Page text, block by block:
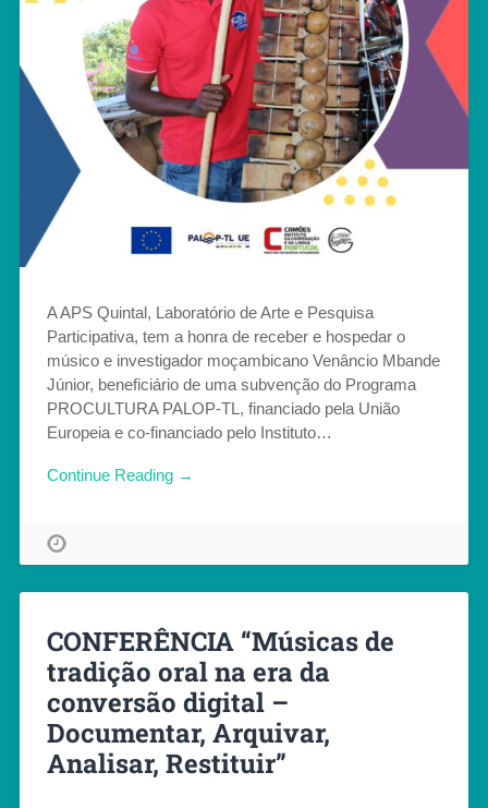
A APS Quintal, Laboratório de Arte e Pesquisa
Participativa, tem a honra de receber e hospedar o
músico e investigador moçambicano Venâncio Mbande
Júnior, beneficiário de uma subvenção do Programa
PROCULTURA PALOP-TL, financiado pela União
Europeia e co-financiado pelo Instituto…
Continue Reading →
CONFERÊNCIA “Músicas de
tradição oral na era da
conversão digital –
Documentar, Arquivar,
Analisar, Restituir”